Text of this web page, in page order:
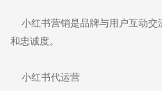
小红书营销是品牌与用户互动交
和忠诚度。
小红书代运营